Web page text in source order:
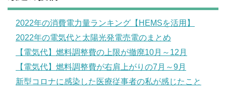
2022年の消費電力量ランキング【HEMSを活用】
2022年の電気代と太陽光発電売電のまとめ
【電気代】燃料調整費の上限が撤廃10月～12月
【電気代】燃料調整費が右肩上がりの7月～9月
新型コロナに感染した医療従事者の私が感じたこと